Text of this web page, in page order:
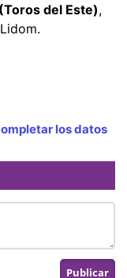
del Este),
los datos